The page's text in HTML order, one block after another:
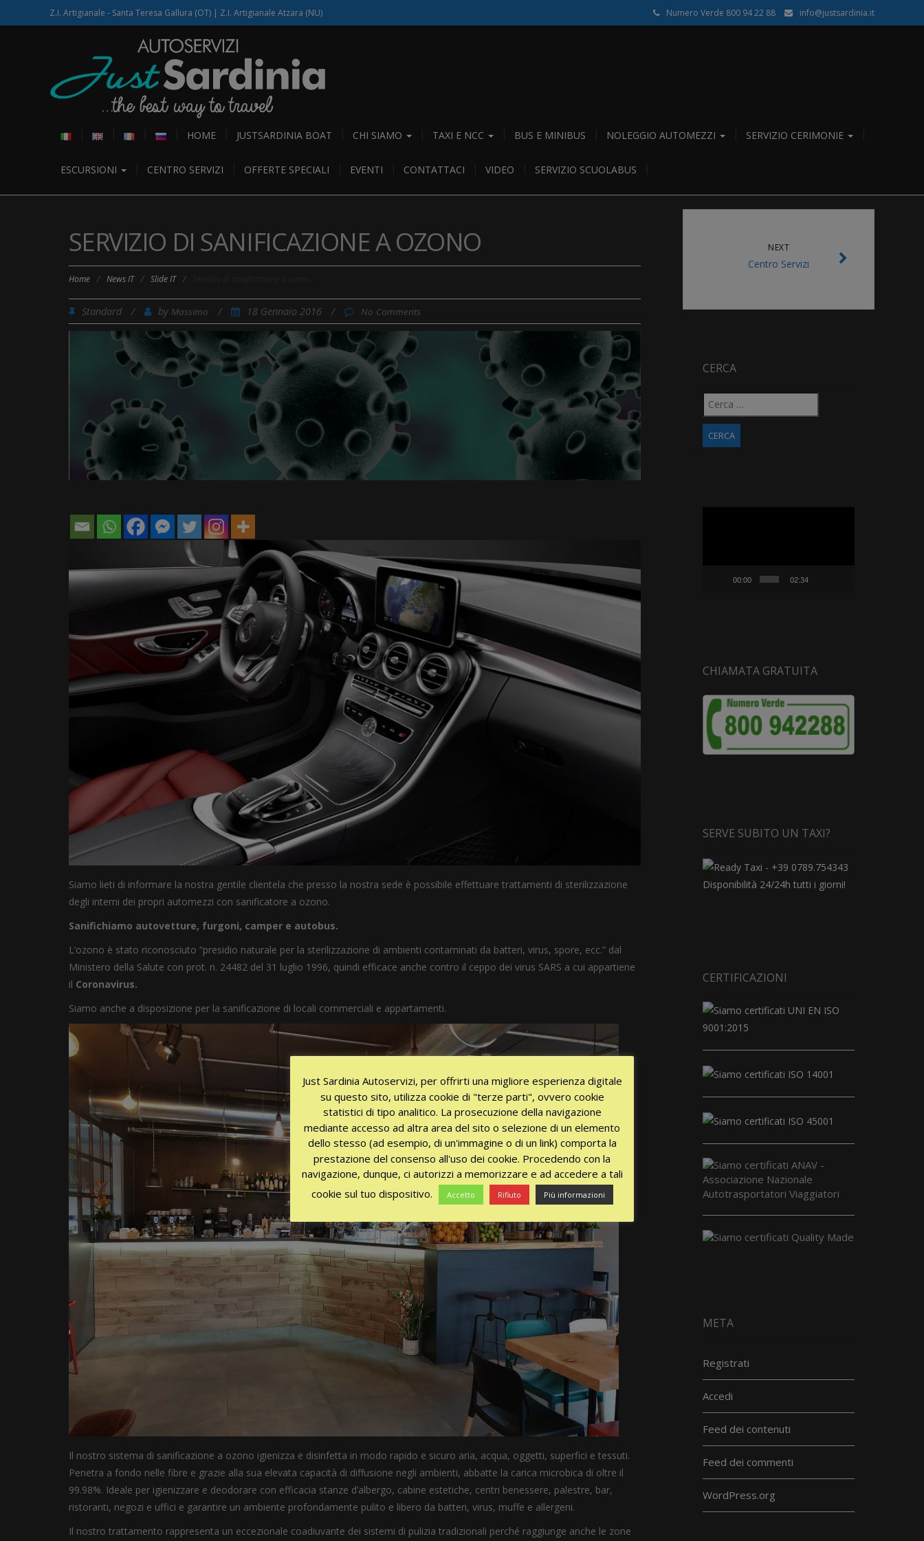
Z.I. Artigianale - Santa Teresa Gallura (OT) | Z.I. Artigianale Atzara (NU) Numero Verde 800 94 22 88 info@justsardinia.it
HOME JUSTSARDINIA BOAT CHI SIAMO TAXI E NCC BUS E MINIBUS NOLEGGIO AUTOMEZZI SERVIZIO CERIMONIE
ESCURSIONI CENTRO SERVIZI OFFERTE SPECIALI EVENTI CONTATTACI VIDEO SERVIZIO SCUOLABUS
SERVIZIO DI SANIFICAZIONE A OZONO
Home / News IT / Slide IT /
Standard / by Massimo / 18 Gennaio 2016 / No Comments
Siamo lieti di informare la nostra gentile clientela che presso la nostra sede è possibile effettuare trattamenti di sterilizzazione
degli interni dei propri automezzi con sanificatore a ozono.
Sanifichiamo autovetture, furgoni, camper e autobus.
L’ozono è stato riconosciuto “presidio naturale per la sterilizzazione di ambienti contaminati da batteri, virus, spore, ecc.” dal
Ministero della Salute con prot. n. 24482 del 31 luglio 1996, quindi efficace anche contro il ceppo dei virus SARS a cui appartiene
il Coronavirus.
Siamo anche a disposizione per la sanificazione di locali commerciali e appartamenti.
Il nostro sistema di sanificazione a ozono igienizza e disinfetta in modo rapido e sicuro aria, acqua, oggetti, superfici e tessuti.
Penetra a fondo nelle fibre e grazie alla sua elevata capacità di diffusione negli ambienti, abbatte la carica microbica di oltre il
99.98%. Ideale per igienizzare e deodorare con efficacia stanze d’albergo, cabine estetiche, centri benessere, palestre, bar,
ristoranti, negozi e uffici e garantire un ambiente profondamente pulito e libero da batteri, virus, muffe e allergeni.
Il nostro trattamento rappresenta un eccezionale coadiuvante dei sistemi di pulizia tradizionali perché raggiunge anche le zone
NEXT
Centro Servizi
CERCA
Ricerca
per:
00:00 02:34
CHIAMATA GRATUITA
SERVE SUBITO UN TAXI?
Disponibilità 24/24h tutti i giorni!
CERTIFICAZIONI
META
Registrati
Accedi
Feed dei contenuti
Feed dei commenti
WordPress.org
Just Sardinia Autoservizi, per offrirti una migliore esperienza digitale
su questo sito, utilizza cookie di "terze parti", ovvero cookie
statistici di tipo analitico. La prosecuzione della navigazione
mediante accesso ad altra area del sito o selezione di un elemento
dello stesso (ad esempio, di un'immagine o di un link) comporta la
prestazione del consenso all'uso dei cookie. Procedendo con la
navigazione, dunque, ci autorizzi a memorizzare e ad accedere a tali
cookie sul tuo dispositivo.
Accetto Rifiuto Più informazioni